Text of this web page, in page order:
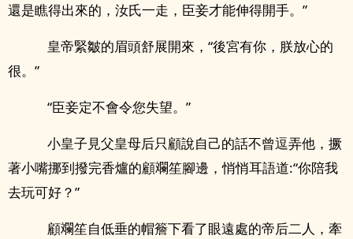
還是瞧得出來的，汝氏一走，臣妾才能伸得開手。”
皇帝緊皺的眉頭舒展開來，“後宮有你，朕放心的
很。”
“臣妾定不會令您失望。”
小皇子見父皇母后只顧說自己的話不曾逗弄他，撅
著小嘴挪到撥完香爐的顧斕笙腳邊，悄悄耳語道:“你陪我
去玩可好？”
顧斕笙自低垂的帽簷下看了眼遠處的帝后二人，牽